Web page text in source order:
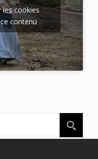
les cookies
contenu